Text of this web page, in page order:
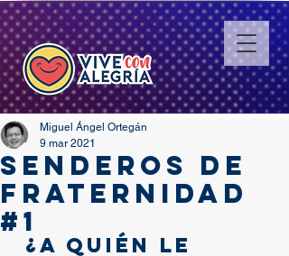
SENDEROS DE
FRATERNIDAD
#1
Miguel Ángel Ortegán
9 mar 2021